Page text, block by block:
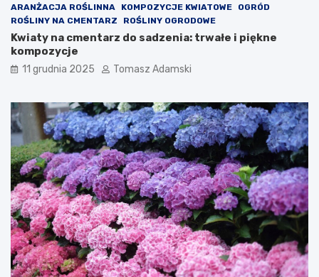
ARANŻACJA ROŚLINNA KOMPOZYCJE KWIATOWE
OGRÓD
ROŚLINY NA CMENTARZ
ROŚLINY OGRODOWE
Kwiaty na cmentarz do sadzenia: trwałe i piękne
kompozycje
11 grudnia 2025 Tomasz Adamski